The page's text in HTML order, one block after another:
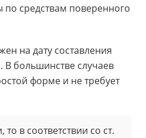
средствам поверенного
на дату составления
большинстве случаев
форме и не требует
в соответствии со ст.